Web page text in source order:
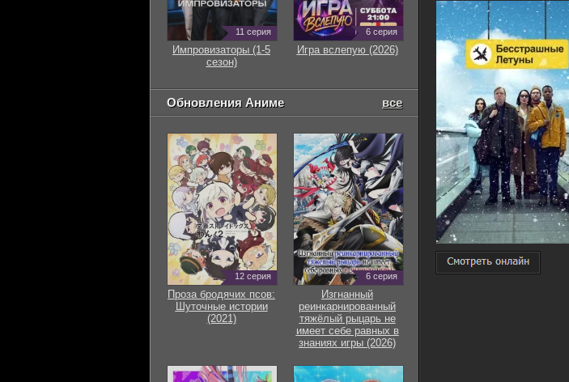
11 серия
Импровизаторы (1-5
сезон)
6 серия
Игра вслепую (2026)
Обновления Аниме все
12 серия
Проза бродячих псов:
Шуточные истории
(2021)
6 серия
Изгнанный
реинкарнированный
тяжёлый рыцарь не
имеет себе равных в
знаниях игры (2026)